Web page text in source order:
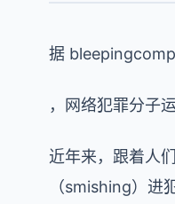
据
，网络犯罪分子
近年来，跟着人
（smishing）进